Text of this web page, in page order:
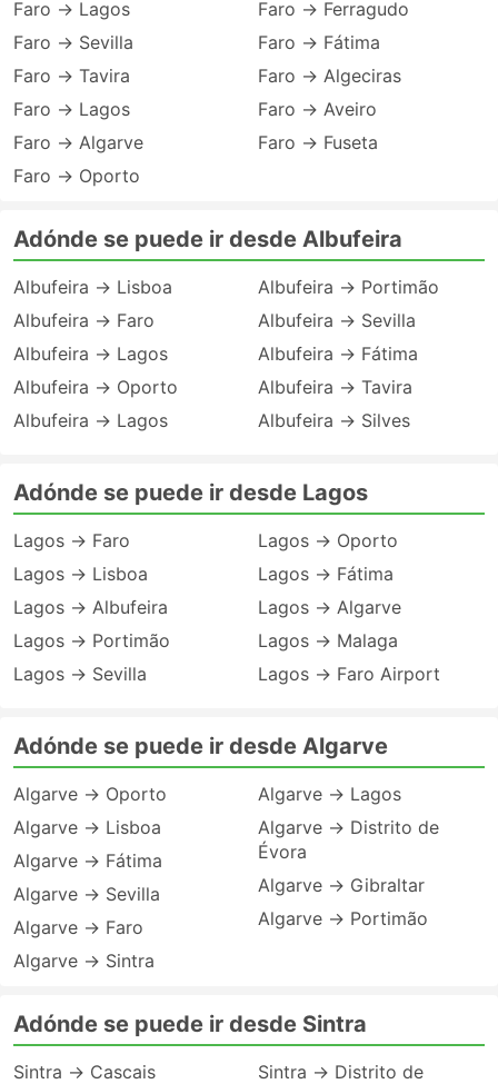
Faro → Lagos
Faro → Sevilla
Faro → Tavira
Faro → Lagos
Faro → Algarve
Faro → Oporto
Faro → Ferragudo
Faro → Fátima
Faro → Algeciras
Faro → Aveiro
Faro → Fuseta
Adónde se puede ir desde Albufeira
Albufeira → Lisboa
Albufeira → Faro
Albufeira → Lagos
Albufeira → Oporto
Albufeira → Lagos
Albufeira → Portimão
Albufeira → Sevilla
Albufeira → Fátima
Albufeira → Tavira
Albufeira → Silves
Adónde se puede ir desde Lagos
Lagos → Faro
Lagos → Lisboa
Lagos → Albufeira
Lagos → Portimão
Lagos → Sevilla
Lagos → Oporto
Lagos → Fátima
Lagos → Algarve
Lagos → Malaga
Lagos → Faro Airport
Adónde se puede ir desde Algarve
Algarve → Oporto
Algarve → Lisboa
Algarve → Fátima
Algarve → Sevilla
Algarve → Faro
Algarve → Sintra
Algarve → Lagos
Algarve → Distrito de
Évora
Algarve → Gibraltar
Algarve → Portimão
Adónde se puede ir desde Sintra
Sintra → Cascais
Sintra → Distrito de